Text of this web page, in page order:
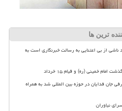
ترین ها
ناشی از بی اعتنایی به رسالت خبرنگاری است به
خمینی (ره) و قیام ۱۵ خرداد
جان فدایان در حوزه بین المللی شد به همراه
نیاوران